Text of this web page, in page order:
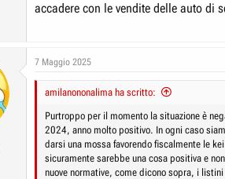
accadere con le vendite delle auto di
7 Maggio 2025
amilanononalima ha scritto:
Purtroppo per il momento la situazione è
2024, anno molto positivo. In ogni caso
darsi una mossa favorendo fiscalmente le
sicuramente sarebbe una cosa positiva e
nuove normative, come dicono sopra, i